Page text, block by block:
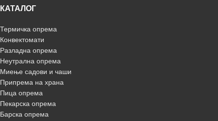
КАТАЛОГ
Термичка опрема
Конвектомати
Разладна опрема
Неутрална опрема
Миење садови и чаши
Припрема на храна
Пица опрема
Пекарска опрема
Барска опрема